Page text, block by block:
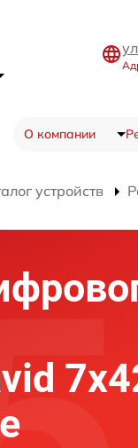
О компании
устройств